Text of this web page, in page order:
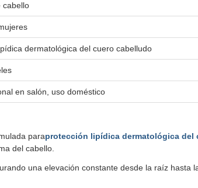
cabello
dermatológica del cuero cabelludo
en salón, uso doméstico
paraprotección lipídica dermatológica del
del cabello.
una elevación constante desde la raíz hasta